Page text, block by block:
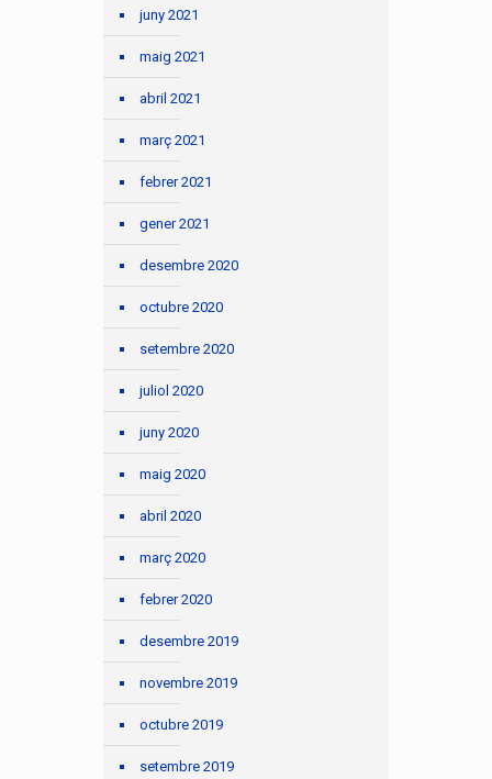
juny 2021
maig 2021
abril 2021
març 2021
febrer 2021
gener 2021
desembre 2020
octubre 2020
setembre 2020
juliol 2020
juny 2020
maig 2020
abril 2020
març 2020
febrer 2020
desembre 2019
novembre 2019
octubre 2019
setembre 2019